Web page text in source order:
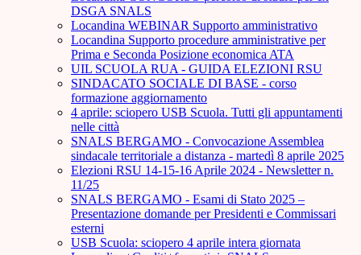
DSGA SNALS
Locandina WEBINAR Supporto amministrativo
Locandina Supporto procedure amministrative per
Prima e Seconda Posizione economica ATA
UIL SCUOLA RUA - GUIDA ELEZIONI RSU
SINDACATO SOCIALE DI BASE - corso
formazione aggiornamento
4 aprile: sciopero USB Scuola. Tutti gli appuntamenti
nelle città
SNALS BERGAMO - Convocazione Assemblea
sindacale territoriale a distanza - martedì 8 aprile 2025
Elezioni RSU 14-15-16 Aprile 2024 - Newsletter n.
11/25
SNALS BERGAMO - Esami di Stato 2025 –
Presentazione domande per Presidenti e Commissari
esterni
USB Scuola: sciopero 4 aprile intera giornata